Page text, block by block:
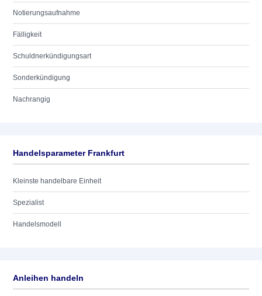
Notierungsaufnahme
Fälligkeit
Schuldnerkündigungsart
Sonderkündigung
Nachrangig
Handelsparameter Frankfurt
Kleinste handelbare Einheit
Spezialist
Handelsmodell
Anleihen handeln